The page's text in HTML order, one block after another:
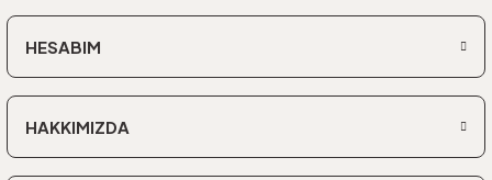
HESABIM
HAKKIMIZDA